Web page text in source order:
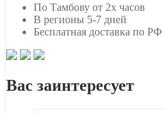
По Тамбову от 2х часов
В регионы 5-7 дней
Бесплатная доставка по РФ
Вас заинтересует